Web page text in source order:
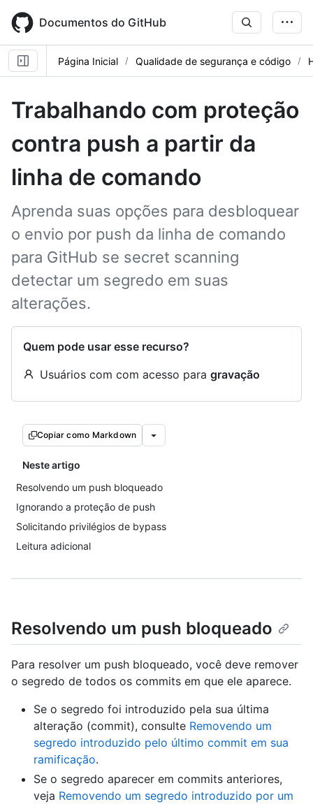
main
content
Documentos do GitHub
Página Inicial Qualidade de segurança e código
Trabalhando com proteção
contra push a partir da
linha de comando
Aprenda suas opções para desbloquear
o envio por push da linha de comando
para GitHub se secret scanning
detectar um segredo em suas
alterações.
Quem pode usar esse recurso?
Usuários com com acesso para gravação
Copiar como Markdown
Neste artigo
Resolvendo um push bloqueado
Ignorando a proteção de push
Solicitando privilégios de bypass
Leitura adicional
Resolvendo um push bloqueado
Para resolver um push bloqueado, você deve remover
o segredo de todos os commits em que ele aparece.
Se o segredo foi introduzido pela sua última
alteração (commit), consulte Removendo um
segredo introduzido pelo último commit em sua
ramificação.
Se o segredo aparecer em commits anteriores,
veja Removendo um segredo introduzido por um